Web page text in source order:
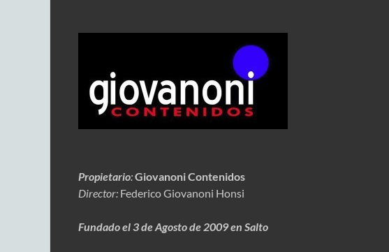
Propietario:Giovanoni Contenidos
Director: Federico Giovanoni Honsi
Fundado el 3 de Agosto de 2009 en Salto